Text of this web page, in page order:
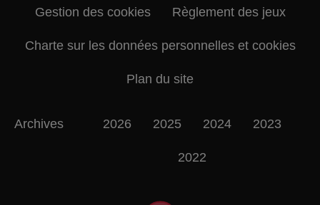
Gestion des cookies Règlement des jeux
Charte sur les données personnelles et cookies
Plan du site
Archives 2026 2025 2024 2023
2022